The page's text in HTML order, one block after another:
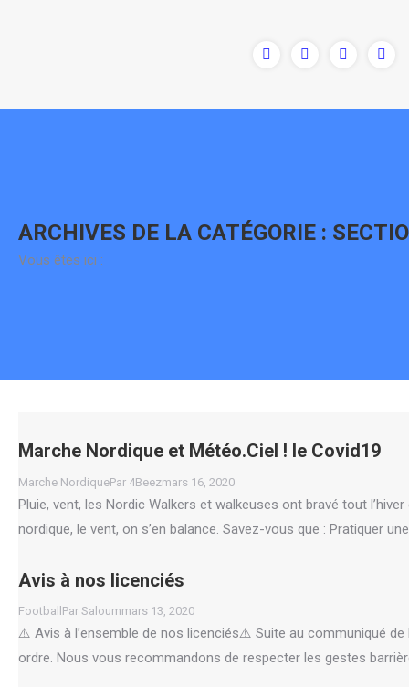
ARCHIVES DE LA CATÉGORIE :
Vous êtes ici :
Marche Nordique et Météo.Ciel ! le Covid19
Marche NordiquePar 4Beezmars 16, 2020
Pluie, vent, les Nordic Walkers et walkeuses ont bravé tout
nordique, le vent, on s’en balance. Savez-vous que : Pratiquer
Avis à nos licenciés
Football Par Saloummars 13, 2020
⚠️ Avis à l’ensemble de nos licenciés⚠️ Suite au communiqué de
ordre. Nous vous recommandons de respecter les gestes